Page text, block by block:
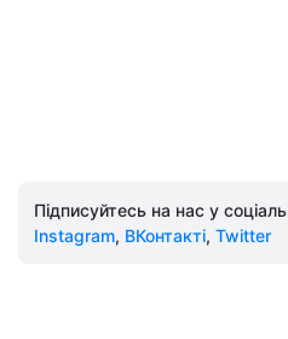
Підписуйтесь на нас у
Instagram, ВКонтакті, Twitter